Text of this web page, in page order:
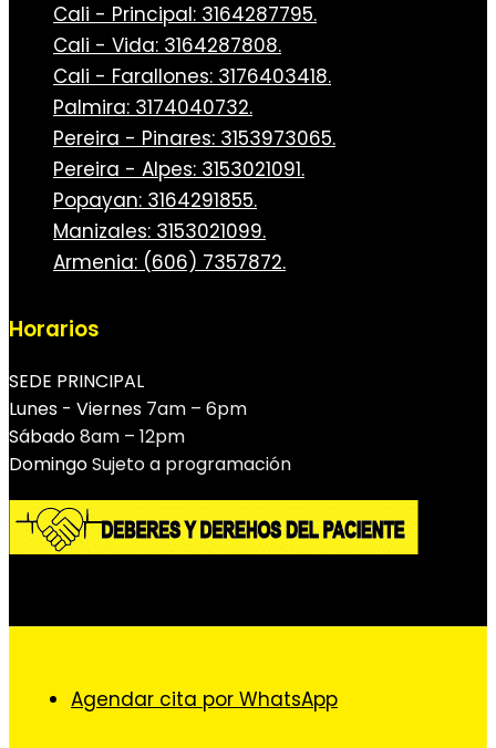
Cali - Principal: 3164287795.
Cali - Vida: 3164287808.
Cali - Farallones: 3176403418.
Palmira: 3174040732.
Pereira - Pinares: 3153973065.
Pereira - Alpes: 3153021091.
Popayan: 3164291855.
Manizales: 3153021099.
Armenia: (606) 7357872.
Horarios
SEDE PRINCIPAL
Lunes - Viernes 7am – 6pm
Sábado8am – 12pm
DomingoSujeto a programación
Agendar cita por WhatsApp